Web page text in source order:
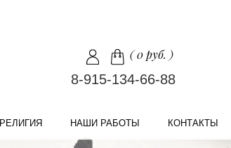
(0 руб. )
8-915-134-66-88
РЕЛИГИЯ НАШИ РАБОТЫ КОНТАКТЫ